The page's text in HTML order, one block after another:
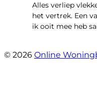
Alles verliep
het vertrek. Een
ik ooit mee heb
© 2026 Online